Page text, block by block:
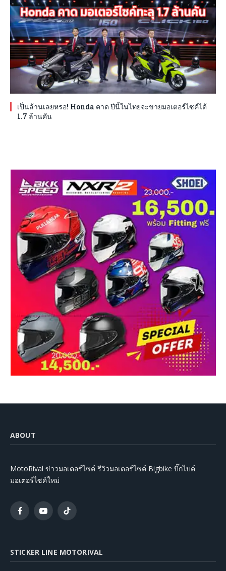
เป็นล้านเลยหรอ! Honda คาด ปีนี้ในไทยจะขายมอเตอร์ไซค์ได้
1.7 ล้านคัน
ABOUT
MotoRival ข่าวมอเตอร์ไซค์ รีวิวมอเตอร์ไซค์ Bigbike บิ๊กไบค์
มอเตอร์ไซค์ใหม่
FacebookYouTubeTikTok
STICKER LINE MOTORIVAL